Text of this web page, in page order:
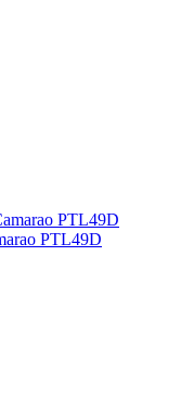
PTL49D